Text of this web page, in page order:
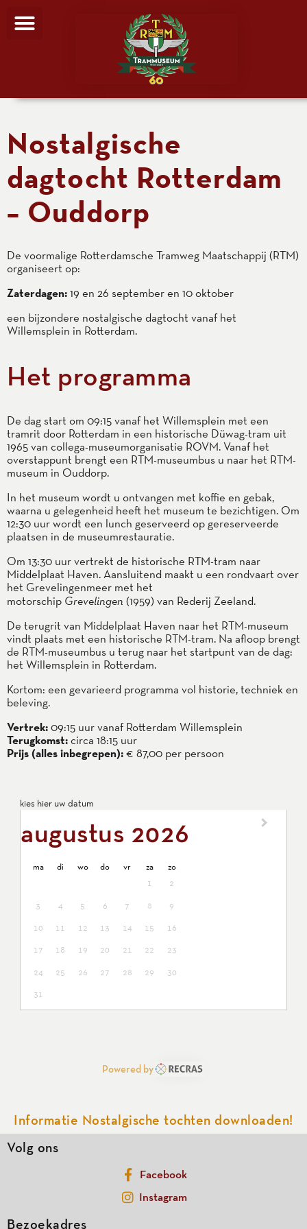
Nostalgische
dagtocht Rotterdam
– Ouddorp
De voormalige Rotterdamsche Tramweg Maatschappij (RTM)
organiseert op:
Zaterdagen:19 en 26 september en 10 oktober
een bijzondere nostalgische dagtocht vanaf het
Willemsplein in Rotterdam.
Het programma
De dag start om 09:15 vanaf het Willemsplein met een
tramrit door Rotterdam in een historische Düwag-tram uit
1965 van collega-museumorganisatie ROVM. Vanaf het
overstappunt brengt een RTM-museumbus u naar het RTM-
museum in Ouddorp.
In het museum wordt u ontvangen met koffie en gebak,
waarna u gelegenheid heeft het museum te bezichtigen. Om
12:30 uur wordt een lunch geserveerd op gereserveerde
plaatsen in de museumrestauratie.
Om 13:30 uur vertrekt de historische RTM-tram naar
Middelplaat Haven. Aansluitend maakt u een rondvaart over
het Grevelingenmeer met het
motorschip Grevelingen (1959) van Rederij Zeeland.
De terugrit van Middelplaat Haven naar het RTM-museum
vindt plaats met een historische RTM-tram. Na afloop brengt
de RTM-museumbus u terug naar het startpunt van de dag:
het Willemsplein in Rotterdam.
Kortom: een gevarieerd programma vol historie, techniek en
beleving.
Vertrek:09:15 uur vanaf Rotterdam Willemsplein
Terugkomst:circa 18:15 uur
Prijs (alles inbegrepen):€ 87,00 per persoon
kies hier uw datum
augustus 2026
maandag
ma dinsdag
di woensdag
wo donderdag
do vrijdag
vr zaterdag
za zondag
zo
1
2
3
4 5 6 7 8
9
10
11 12 13 14 15
16
17
18 19 20 21 22
23
24
25 26 27 28 29
30
31
Powered by
Informatie Nostalgische tochten downloaden!
Volg ons
Facebook
Instagram
Bezoekadres